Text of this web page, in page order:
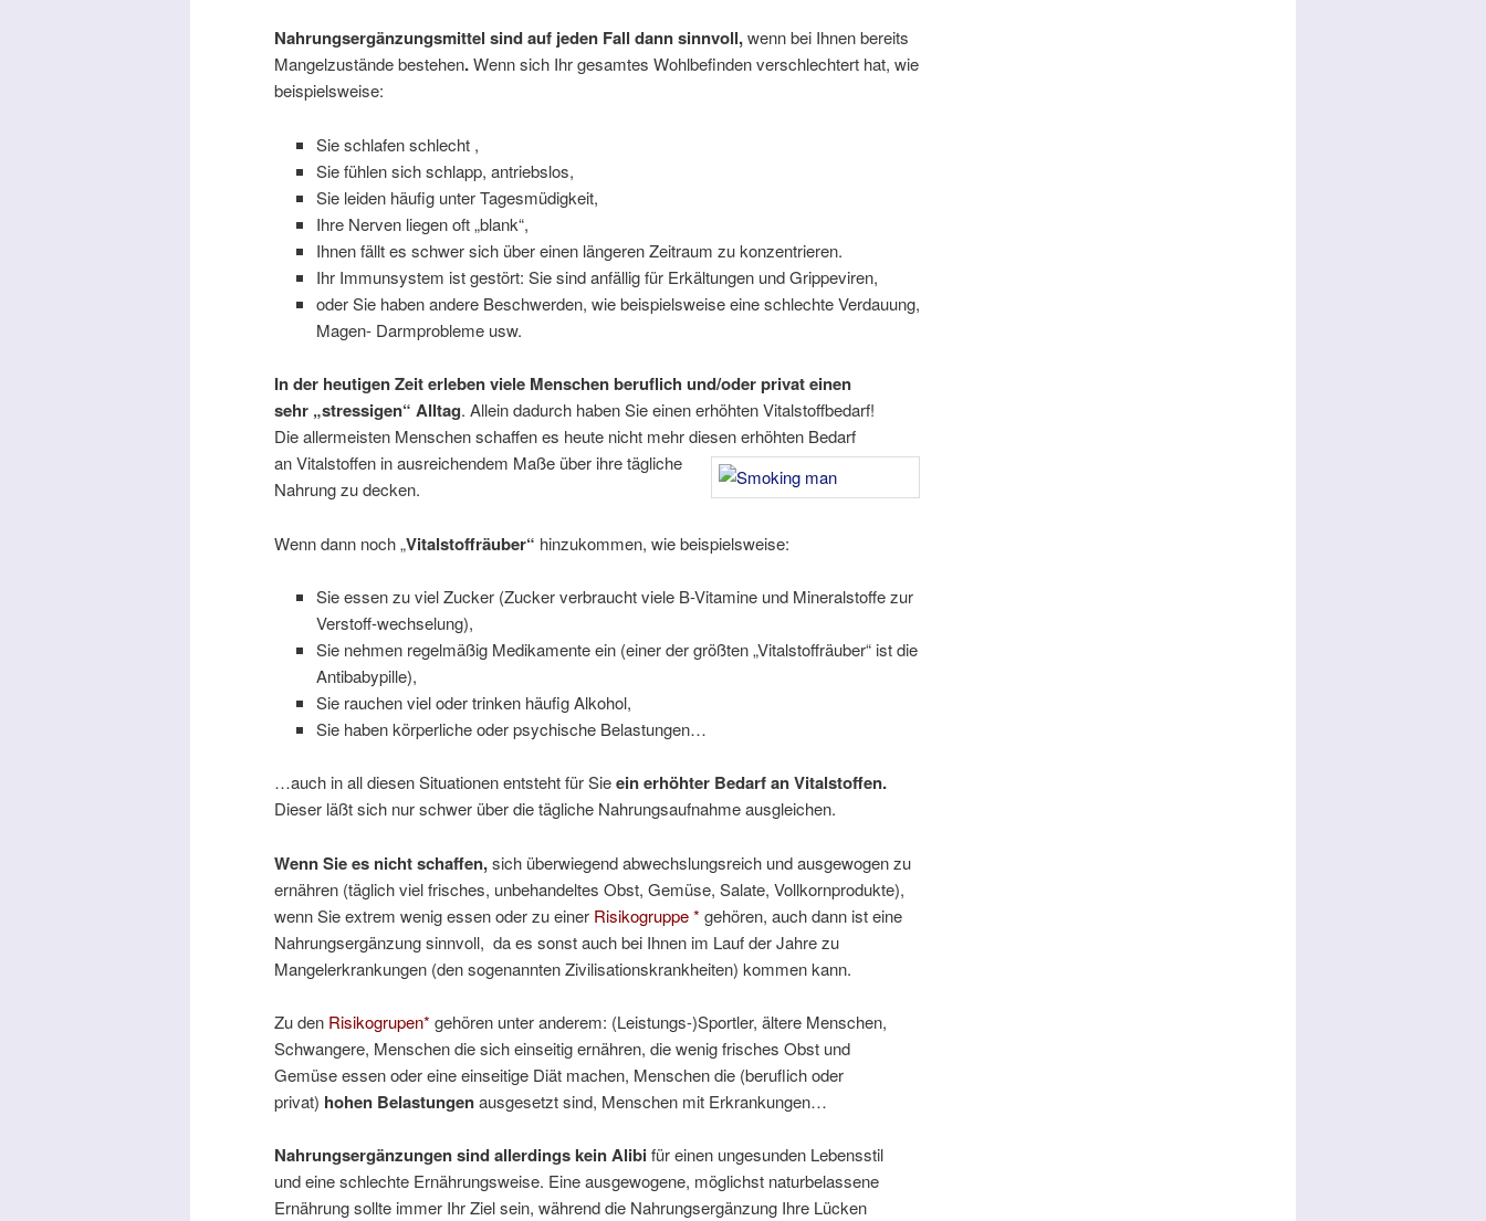
Nahrungsergänzungsmittel sind auf jeden Fall dann sinnvoll,wenn bei Ihnen bereits
Mangelzustände bestehen.Wenn sich Ihr gesamtes Wohlbefinden verschlechtert hat, wie
beispielsweise:
Sie schlafen schlecht ,
Sie fühlen sich schlapp, antriebslos,
Sie leiden häufig unter Tagesmüdigkeit,
Ihre Nerven liegen oft „blank“,
Ihnen fällt es schwer sich über einen längeren Zeitraum zu konzentrieren.
Ihr Immunsystem ist gestört: Sie sind anfällig für Erkältungen und Grippeviren,
oder Sie haben andere Beschwerden, wie beispielsweise eine schlechte Verdauung,
Magen- Darmprobleme usw.
In der heutigen Zeit erleben viele Menschen beruflich und/oder privat einen
sehr „stressigen“ Alltag. Allein dadurch haben Sie einen erhöhten Vitalstoffbedarf!
Die allermeisten Menschen schaffen es heute nicht mehr diesen erhöhten Bedarf
an Vitalstoffen in ausreichendem Maße über ihre tägliche
Nahrung zu decken.
Wenn dann noch „Vitalstoffräuber“ hinzukommen, wie beispielsweise:
Sie essen zu viel Zucker (Zucker verbraucht viele B-Vitamine und Mineralstoffe zur
Verstoff-wechselung),
Sie nehmen regelmäßig Medikamente ein (einer der größten „Vitalstoffräuber“ ist die
Antibabypille),
Sie rauchen viel oder trinken häufig Alkohol,
Sie haben körperliche oder psychische Belastungen…
…auch in all diesen Situationen entsteht für Sieein erhöhter Bedarf an Vitalstoffen.
Dieser läßt sich nur schwer über die tägliche Nahrungsaufnahme ausgleichen.
Wenn Sie es nicht schaffen,sich überwiegend abwechslungsreich und ausgewogen zu
ernähren (täglich viel frisches, unbehandeltes Obst, Gemüse, Salate, Vollkornprodukte),
wenn Sie extrem wenig essen oder zu einer Risikogruppe * gehören, auch dann ist eine
Nahrungsergänzung sinnvoll, da es sonst auch bei Ihnen im Lauf der Jahre zu
Mangelerkrankungen (den sogenannten Zivilisationskrankheiten) kommen kann.
Zu den Risikogrupen* gehören unter anderem: (Leistungs-)Sportler, ältere Menschen,
Schwangere, Menschen die sich einseitig ernähren, die wenig frisches Obst und
Gemüse essen oder eine einseitige Diät machen, Menschen die (beruflich oder
privat) hohen Belastungenausgesetzt sind, Menschen mit Erkrankungen…
Nahrungsergänzungen sind allerdings kein Alibifür einen ungesunden Lebensstil
und eine schlechte Ernährungsweise. Eine ausgewogene, möglichst naturbelassene
Ernährung sollte immer Ihr Ziel sein, während die Nahrungsergänzung Ihre Lücken